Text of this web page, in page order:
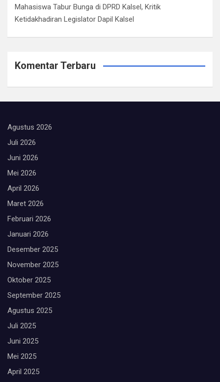
Mahasiswa Tabur Bunga di DPRD Kalsel, Kritik
Ketidakhadiran Legislator Dapil Kalsel
Komentar Terbaru
Agustus 2026
Juli 2026
Juni 2026
Mei 2026
April 2026
Maret 2026
Februari 2026
Januari 2026
Desember 2025
November 2025
Oktober 2025
September 2025
Agustus 2025
Juli 2025
Juni 2025
Mei 2025
April 2025